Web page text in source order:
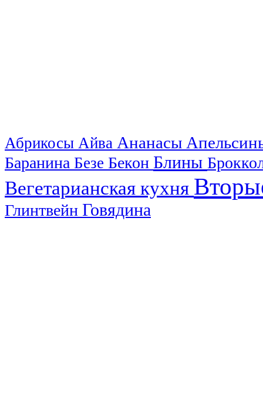
Абрикосы Айва Ананасы
Баранина Безе Бекон Блины
Вегетарианская кухня
Глинтвейн Говядина